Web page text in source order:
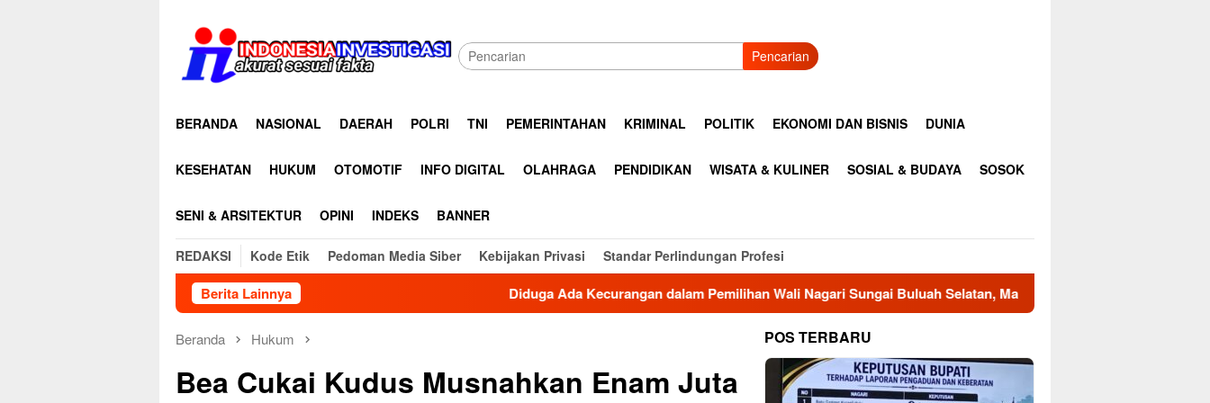
konten
Pencarian
BERANDA NASIONAL DAERAH POLRI TNI PEMERINTAHAN KRIMINAL POLITIK EKONOMI DAN BISNIS DUNIA
KESEHATAN HUKUM OTOMOTIF INFO DIGITAL OLAHRAGA PENDIDIKAN WISATA & KULINER SOSIAL & BUDAYA SOSOK
SENI & ARSITEKTUR OPINI INDEKS BANNER
REDAKSI Kode Etik Pedoman Media Siber Kebijakan Privasi Standar Perlindungan Profesi
Berita Lainnya Diduga Ada Kecurangan dalam Pemilihan Wali Nagari Sungai Buluah Selatan, Masyarakat Minta Bupati Tinjau Kembali Keputusan
Beranda Hukum
Bea Cukai Kudus Musnahkan Enam Juta
POS TERBARU